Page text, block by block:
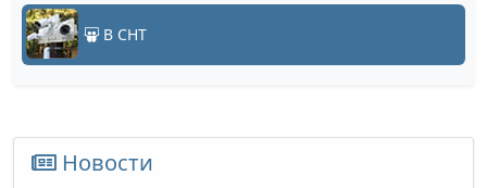
В СНТ
Новости